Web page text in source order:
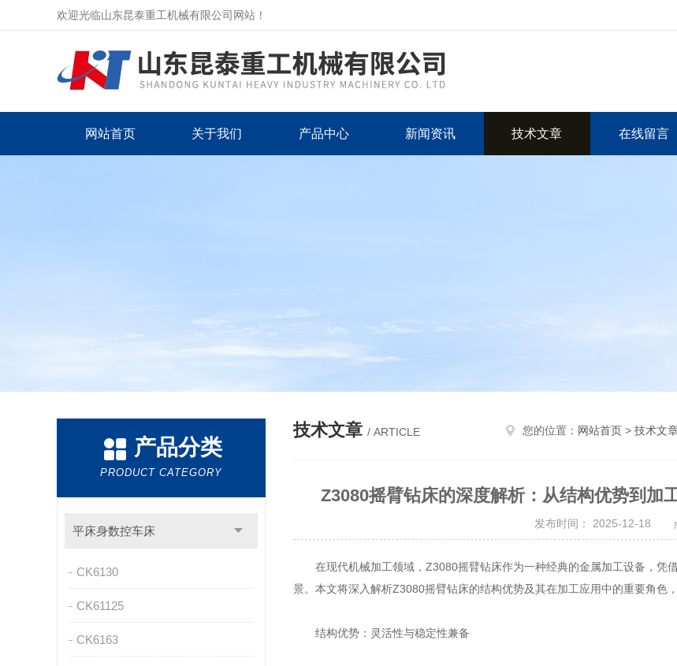
欢迎光临山东昆泰重工机械有限公司网站！
网站首页 关于我们 产品中心 新闻资讯 技术文章 在线留言
产品分类
PRODUCT CATEGORY
平床身数控车床
CK6130
CK61125
CK6163
技术文章 / ARTICLE 您的位置： 网站首页 > 技术文
Z3080摇臂钻床的深度解析：从结构优势到加
发布时间： 2025-12-18
在现代机械加工领域，Z3080摇臂钻床作为一种经典的金属加工设备，凭
景。本文将深入解析Z3080摇臂钻床的结构优势及其在加工应用中的重要角色
结构优势：灵活性与稳定性兼备